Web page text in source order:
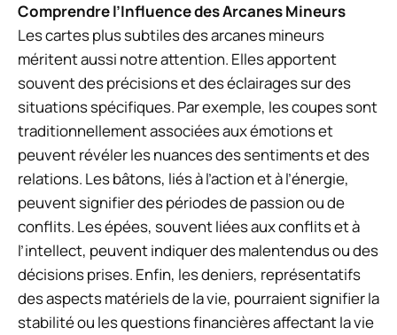
Comprendre l’Influence des Arcanes Mineurs
Les cartes plus subtiles des arcanes mineurs
méritent aussi notre attention. Elles apportent
souvent des précisions et des éclairages sur des
situations spécifiques. Par exemple, les coupes sont
traditionnellement associées aux émotions et
peuvent révéler les nuances des sentiments et des
relations. Les bâtons, liés à l’action et à l’énergie,
peuvent signifier des périodes de passion ou de
conflits. Les épées, souvent liées aux conflits et à
l’intellect, peuvent indiquer des malentendus ou des
décisions prises. Enfin, les deniers, représentatifs
des aspects matériels de la vie, pourraient signifier la
stabilité ou les questions financières affectant la vie